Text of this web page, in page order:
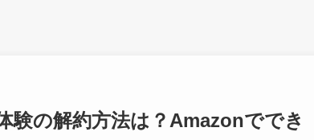
験の解約方法は？Amazonででき